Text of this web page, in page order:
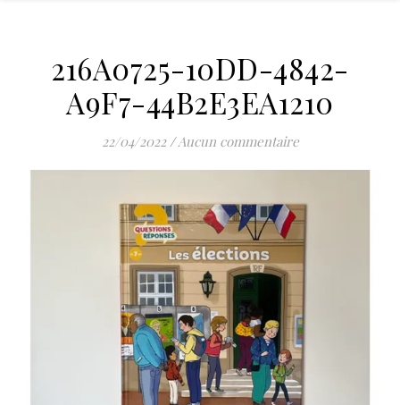
216A0725-10DD-4842-
A9F7-44B2E3EA1210
22/04/2022 /Aucun commentaire